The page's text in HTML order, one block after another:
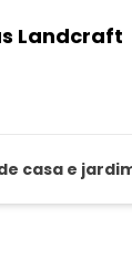
Landcraft
casa e